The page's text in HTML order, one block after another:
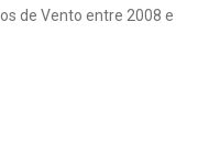
de Vento entre 2008 e